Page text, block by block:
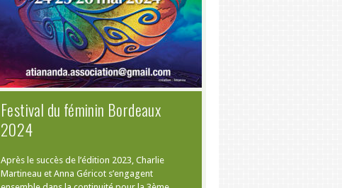
Festival du féminin Bordeaux
2024
Après le succès de l’édition 2023, Charlie
Martineau et Anna Géricot s’engagent